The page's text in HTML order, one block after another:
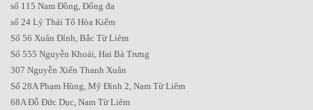
số 115 Nam Đồng, Đống đa
số 24 Lý Thái Tổ Hòa Kiếm
Số 56 Xuân Đỉnh, Bắc Từ Liêm
Số 555 Nguyễn Khoái, Hai Bà Trưng
307 Nguyễn Xiển Thanh Xuân
Số 28A Phạm Hùng, Mỹ Đình 2, Nam Từ Liêm
68A Đỗ Đức Dục, Nam Từ Liêm